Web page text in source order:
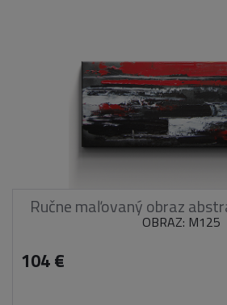
Ručne maľovaný obraz
OBRAZ: M125
104 €